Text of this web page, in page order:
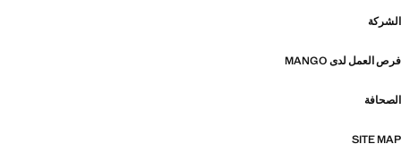
الشركة
فرص العمل لدى MANGO
الصحافة
SITE MAP